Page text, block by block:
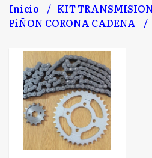
Inicio
KIT
PiÑON CORONA CADENA